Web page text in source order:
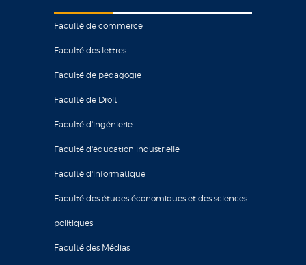
Faculté de commerce
Faculté des lettres
Faculté de pédagogie
Faculté de Droit
Faculté d'ingénierie
Faculté d'éducation industrielle
Faculté d'informatique
Faculté des études économiques et des sciences
politiques
Faculté des Médias